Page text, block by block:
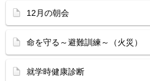
12月の朝会
命を守る～避難訓練～（火災）
就学時健康診断